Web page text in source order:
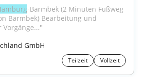
-Barmbek (2 Minuten Fußweg
Barmbek) Bearbeitung und
GmbH
Teilzeit Vollzeit